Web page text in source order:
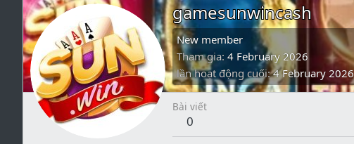
gamesunwincash
New member
Tham gia 4 February 2026
lần hoạt động cuối 4 February 2026
Bài viết
0